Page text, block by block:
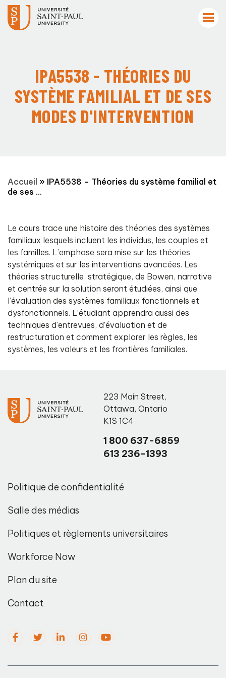
IPA5538 - THÉORIES DU
SYSTÈME FAMILIAL ET DE SES
MODES D'INTERVENTION
Accueil » IPA5538 – Théories du système familial et
de ses ...
Le cours trace une histoire des théories des systèmes
familiaux lesquels incluent les individus, les couples et
les familles. L’emphase sera mise sur les théories
systémiques et sur les interventions avancées. Les
théories structurelle, stratégique, de Bowen, narrative
et centrée sur la solution seront étudiées, ainsi que
l’évaluation des systèmes familiaux fonctionnels et
dysfonctionnels. L’étudiant apprendra aussi des
techniques d’entrevues, d’évaluation et de
restructuration et comment explorer les règles, les
systèmes, les valeurs et les frontières familiales.
223 Main Street,
Ottawa, Ontario
K1S 1C4
1 800 637-6859
613 236-1393
Politique de confidentialité
Salle des médias
Politiques et règlements universitaires
Workforce Now
Plan du site
Contact